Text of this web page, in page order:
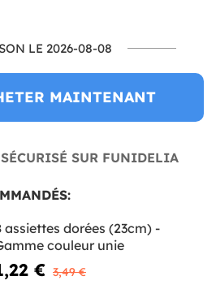
LE 2026-08-08
MAINTENANT
SUR FUNIDELIA
assiettes dorées (23cm) -
couleur unie
€ 3,49 €